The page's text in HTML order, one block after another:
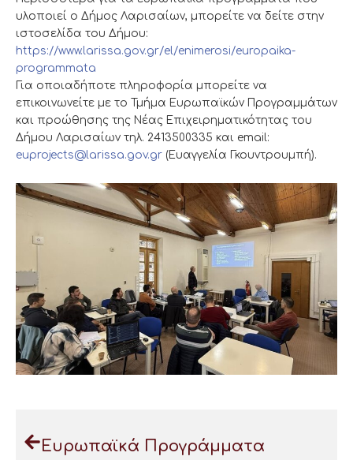
υλοποιεί ο Δήμος Λαρισαίων, μπορείτε να δείτε στην
ιστοσελίδα του Δήμου:
https://www.larissa.gov.gr/el/enimerosi/europaika-
programmata
Για οποιαδήποτε πληροφορία μπορείτε να
επικοινωνείτε με το Τμήμα Ευρωπαϊκών Προγραμμάτων
και προώθησης της Νέας Επιχειρηματικότητας του
Δήμου Λαρισαίων τηλ. 2413500335 και email:
euprojects@larissa.gov.gr (Ευαγγελία Γκουντρουμπή).
Ευρωπαϊκά Προγράμματα